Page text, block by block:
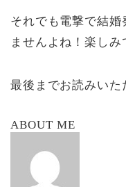
それでも電撃で結
ませんよね！楽しみ
最後までお読みいた
ABOUT ME